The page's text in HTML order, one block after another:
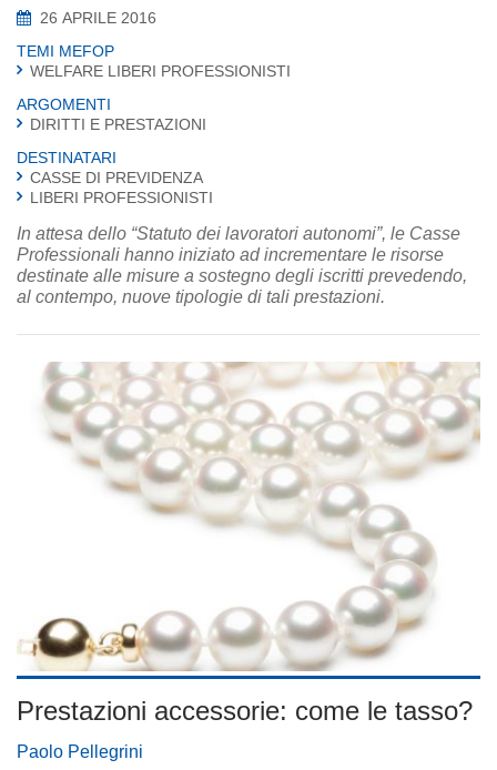
26 APRILE 2016
TEMI MEFOP
WELFARE LIBERI PROFESSIONISTI
ARGOMENTI
DIRITTI E PRESTAZIONI
DESTINATARI
CASSE DI PREVIDENZA
LIBERI PROFESSIONISTI
In attesa dello “Statuto dei lavoratori autonomi”, le Casse
Professionali hanno iniziato ad incrementare le risorse
destinate alle misure a sostegno degli iscritti prevedendo,
al contempo, nuove tipologie di tali prestazioni.
Prestazioni accessorie: come le tasso?
Paolo Pellegrini